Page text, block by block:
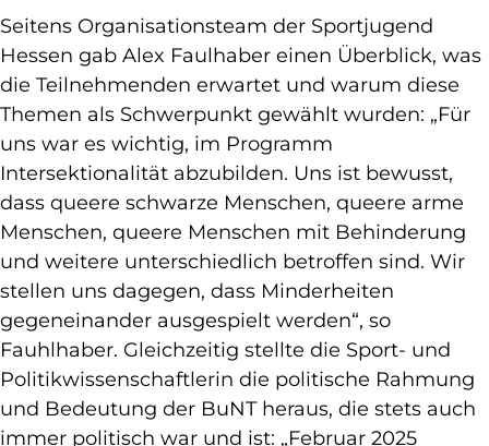
Seitens Organisationsteam der Sportjugend
Hessen gab Alex Faulhaber einen Überblick, was
die Teilnehmenden erwartet und warum diese
Themen als Schwerpunkt gewählt wurden: „Für
uns war es wichtig, im Programm
Intersektionalität abzubilden. Uns ist bewusst,
dass queere schwarze Menschen, queere arme
Menschen, queere Menschen mit Behinderung
und weitere unterschiedlich betroffen sind. Wir
stellen uns dagegen, dass Minderheiten
gegeneinander ausgespielt werden“, so
Fauhlhaber. Gleichzeitig stellte die Sport- und
Politikwissenschaftlerin die politische Rahmung
und Bedeutung der BuNT heraus, die stets auch
immer politisch war und ist: „Februar 2025